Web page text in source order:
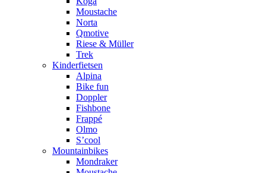
Moustache
Norta
Qmotive
Riese & Müller
Trek
Kinderfietsen
Alpina
Bike fun
Doppler
Fishbone
Frappé
Olmo
S’cool
Mountainbikes
Mondraker